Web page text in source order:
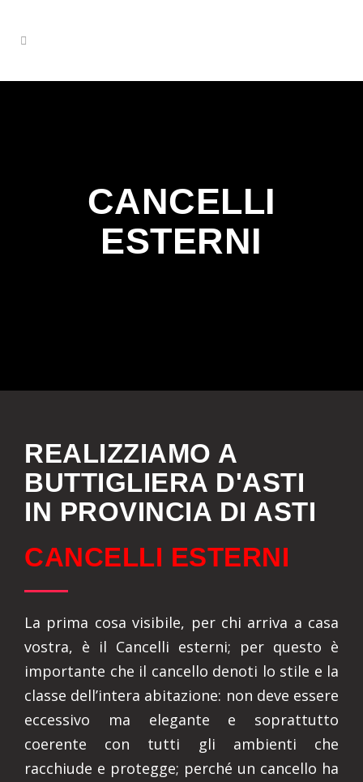
CANCELLI
ESTERNI
REALIZZIAMO A
BUTTIGLIERA D'ASTI
IN PROVINCIA DI ASTI
CANCELLI ESTERNI
La prima cosa visibile, per chi arriva a casa
vostra, è il Cancelli esterni; per questo è
importante che il cancello denoti lo stile e la
classe dell’intera abitazione: non deve essere
eccessivo ma elegante e soprattutto
coerente con tutti gli ambienti che
racchiude e protegge; perché un cancello ha